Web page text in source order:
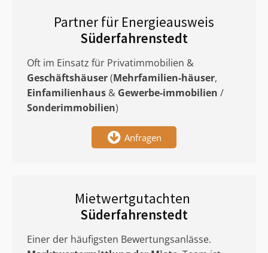
Partner für Energieausweis
Süderfahrenstedt
Oft im Einsatz für Privatimmobilien &
Geschäftshäuser(Mehrfamilien-häuser,
Einfamilienhaus & Gewerbe-immobilien /
Sonderimmobilien)
Anfragen
Mietwertgutachten
Süderfahrenstedt
Einer der häufigsten Bewertungsanlässe.